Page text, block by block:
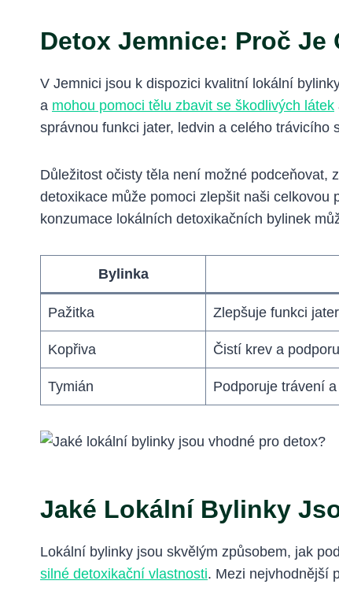
Detox Jemnice: Proč Je
V Jemnici jsou k dispozici kvalitní lokální
a mohou pomoci tělu zbavit se škodlivých látek
správnou funkci jater, ledvin a celého trávicího
Důležitost očisty těla není možné podceňovat,
detoxikace může pomoci zlepšit naši
konzumace lokálních detoxikačních bylinek
Bylinka
Pažitka Zlepšuje funkci
Kopřiva Čistí krev a
Tymián Podporuje trávení
Jaké Lokální Bylinky
Lokální bylinky jsou skvělým způsobem, jak
silné detoxikační vlastnosti. Mezi nejvhodnější